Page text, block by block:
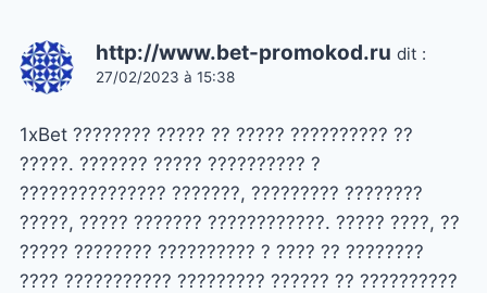
http://www.bet-promokod.ru dit :
27/02/2023 à 15:38
1xBet ???????? ????? ?? ????? ?????????? ??
?????. ??????? ????? ?????????? ?
??????????????? ???????, ????????? ????????
?????, ????? ??????? ????????????. ????? ????, ??
????? ???????? ?????????? ? ???? ?? ????????
???? ??????????? ????????? ?????? ?? ??????????